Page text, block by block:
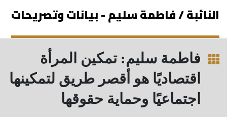
النائبة / فاطمة سليم - بيانات وتصريحات
فاطمة سليم: تمكين المرأة
اقتصاديًا هو أقصر طريق لتمكينها
اجتماعيًا وحماية حقوقها